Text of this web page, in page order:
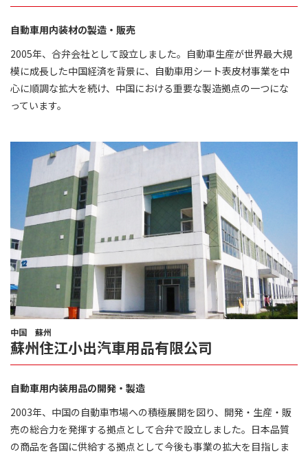
自動車用内装材の製造・販売
2005年、合弁会社として設立しました。自動車生産が世界最大規
模に成長した中国経済を背景に、自動車用シート表皮材事業を中
心に順調な拡大を続け、中国における重要な製造拠点の一つにな
っています。
中国 蘇州
蘇州住江小出汽車用品有限公司
自動車用内装用品の開発・製造
2003年、中国の自動車市場への積極展開を図り、開発・生産・販
売の総合力を発揮する拠点として合弁で設立しました。日本品質
の商品を各国に供給する拠点として今後も事業の拡大を目指しま